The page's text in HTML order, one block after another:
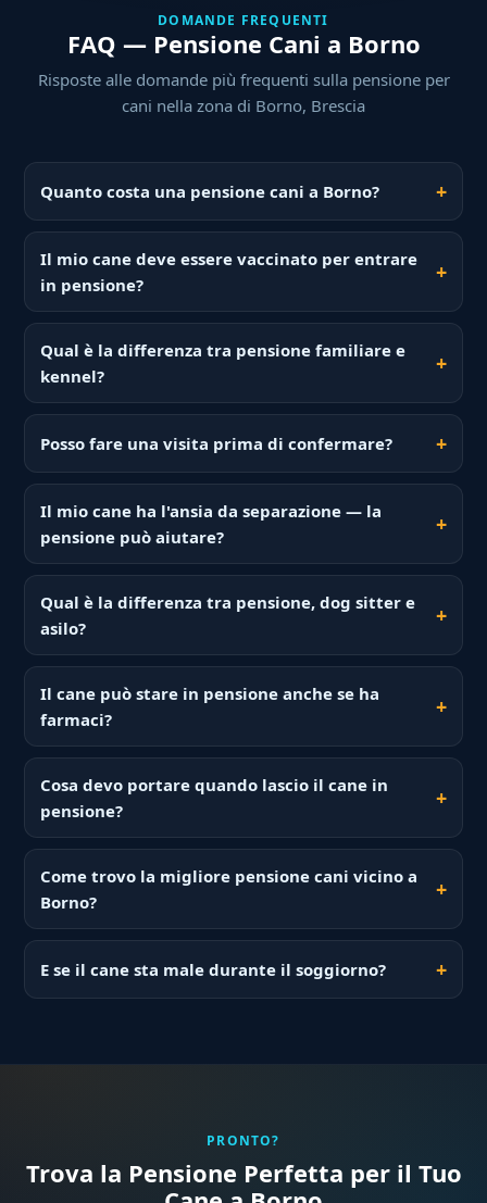
DOMANDE FREQUENTI
FAQ — Pensione Cani a Borno
Risposte alle domande più frequenti sulla pensione per
cani nella zona di Borno, Brescia
Quanto costa una pensione cani a Borno?
Il mio cane deve essere vaccinato per entrare
in pensione?
Qual è la differenza tra pensione familiare e
kennel?
Posso fare una visita prima di confermare?
Il mio cane ha l'ansia da separazione — la
pensione può aiutare?
Qual è la differenza tra pensione, dog sitter e
asilo?
Il cane può stare in pensione anche se ha
farmaci?
Cosa devo portare quando lascio il cane in
pensione?
Come trovo la migliore pensione cani vicino a
Borno?
E se il cane sta male durante il soggiorno?
PRONTO?
Trova la Pensione Perfetta per il Tuo